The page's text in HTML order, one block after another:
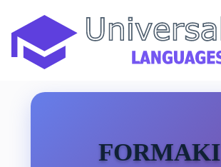
contenu
FORMAKI